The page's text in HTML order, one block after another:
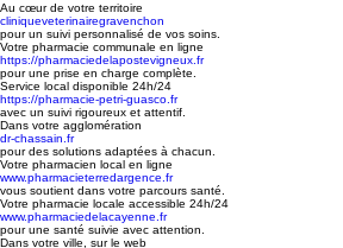
Au cœur de votre territoire
cliniqueveterinairegravenchon
pour un suivi personnalisé de vos soins.
Votre pharmacie communale en ligne
https://pharmaciedelapostevigneux.fr
pour une prise en charge complète.
Service local disponible 24h/24
https://pharmacie-petri-guasco.fr
avec un suivi rigoureux et attentif.
Dans votre agglomération
dr-chassain.fr
pour des solutions adaptées à chacun.
Votre pharmacien local en ligne
www.pharmacieterredargence.fr
vous soutient dans votre parcours santé.
Votre pharmacie locale accessible 24h/24
www.pharmaciedelacayenne.fr
pour une santé suivie avec attention.
Dans votre ville, sur le web